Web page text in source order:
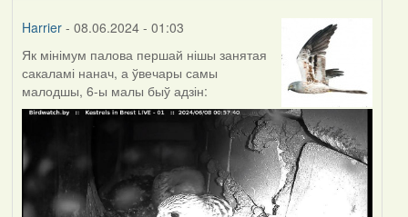
Harrier- 08.06.2024 - 01:03
Як мінімум палова першай нішы занятая
сакаламі нанач, а ўвечары самы
малодшы, 6-ы малы быў адзін: